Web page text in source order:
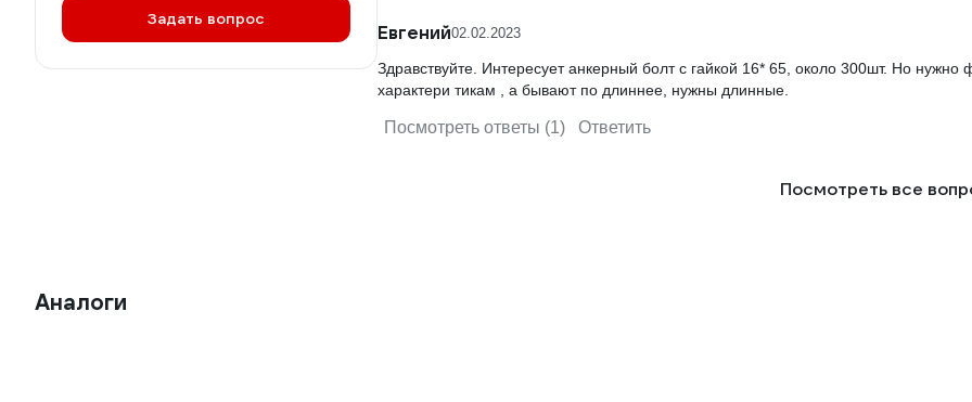
Задать вопрос
Евгений02.02.2023
Здравствуйте. Интересует анкерный болт с гайкой 16* 65, около 300шт. Но
характери тикам , а бывают по длиннее, нужны длинные.
Посмотреть ответы (1) Ответить
Посмотреть все
Аналоги